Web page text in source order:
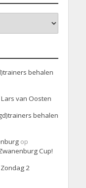
behalen
van Oosten
behalen
op
Cup!
2